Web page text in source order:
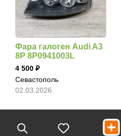
Фара галоген Audi A3
8P 8P0941003L
4 500
Севастополь
02.03.2026